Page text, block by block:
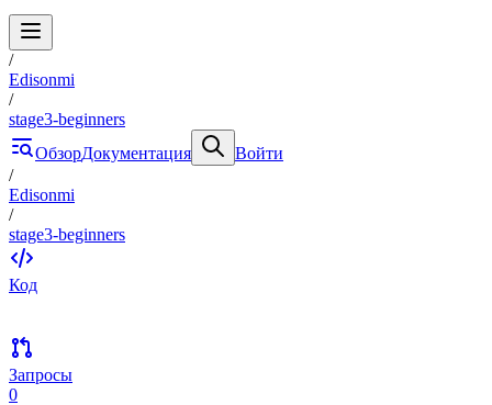
/
Edisonmi
/
stage3-beginners
ОбзорДокументация
Войти
/
Edisonmi
/
stage3-beginners
Код
Запросы
0